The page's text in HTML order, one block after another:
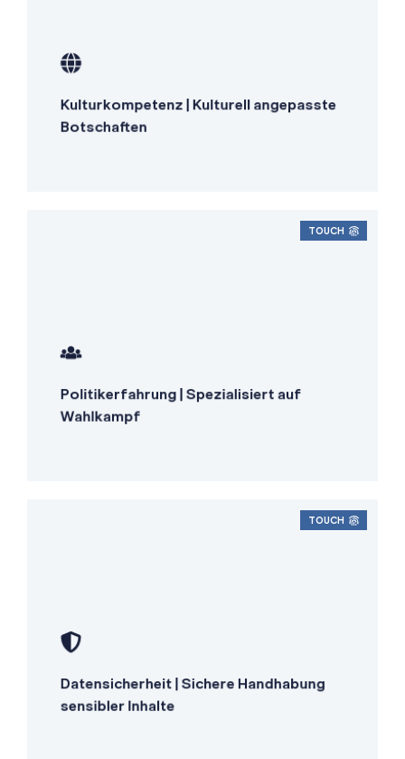
Kulturkompetenz | Kulturell angepasste
Botschaften
Zielgruppengerechte Kommunikation
TOUCH
Politikerfahrung | Spezialisiert auf
Wahlkampf
Erfahrung mit Kampagnenmaterial
TOUCH
Datensicherheit | Sichere Handhabung
sensibler Inhalte
Sichere Datenspeicherung